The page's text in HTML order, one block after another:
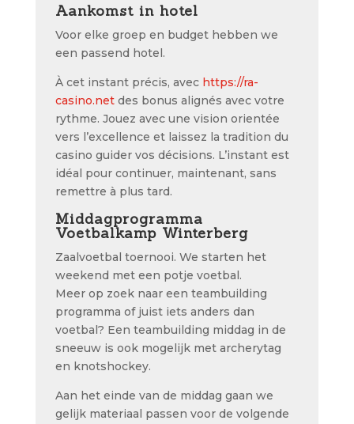
Aankomst in hotel
Voor elke groep en budget hebben we
een passend hotel.
À cet instant précis, avec https://ra-
casino.netdes bonus alignés avec votre
rythme. Jouez avec une vision orientée
vers l’excellence et laissez la tradition du
casino guider vos décisions. L’instant est
idéal pour continuer, maintenant, sans
remettre à plus tard.
Middagprogramma
Voetbalkamp Winterberg
Zaalvoetbal toernooi. We starten het
weekend met een potje voetbal.
Meer op zoek naar een teambuilding
programma of juist iets anders dan
voetbal? Een teambuilding middag in de
sneeuw is ook mogelijk met archerytag
en knotshockey.
Aan het einde van de middag gaan we
gelijk materiaal passen voor de volgende